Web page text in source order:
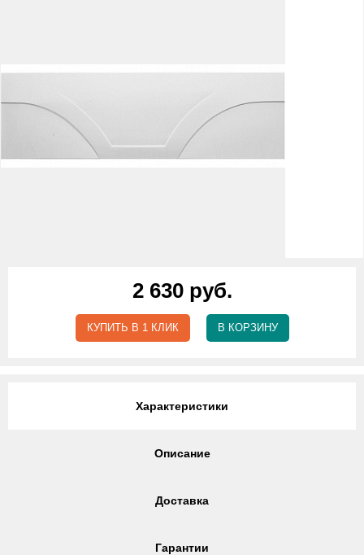
2 630 руб.
КУПИТЬ В 1 КЛИК В КОРЗИНУ
Характеристики
Описание
Доставка
Гарантии